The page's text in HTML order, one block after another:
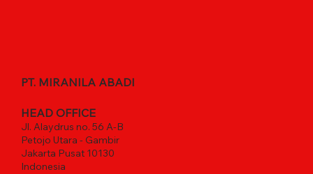
PT. MIRANILA ABADI
HEAD OFFICE
Jl. Alaydrus no. 56 A-B
Petojo Utara - Gambir
Jakarta Pusat 10130
Indonesia